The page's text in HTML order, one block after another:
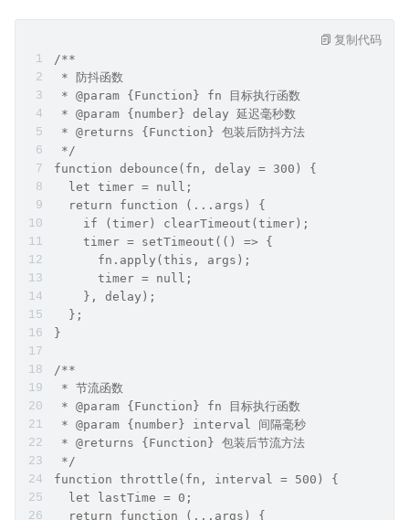
/**
* 防抖函数
* @param {Function} fn 目标执行函数
* @param {number} delay 延迟毫秒数
* @returns {Function} 包装后防抖方法
*/
function debounce(fn, delay = 300) {
  let timer = null;
  return function (...args) {
    if (timer) clearTimeout(timer);
    timer = setTimeout(() => {
      fn.apply(this, args);
      timer = null;
    }, delay);
  };
}
/**
* 节流函数
* @param {Function} fn 目标执行函数
* @param {number} interval 间隔毫秒
* @returns {Function} 包装后节流方法
*/
function throttle(fn, interval = 500) {
  let lastTime = 0;
  return function (...args) {
复制代码